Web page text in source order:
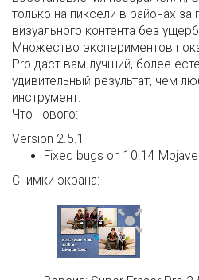
только на пиксели в районах
визуального контента без
Множество экспериментов
Pro даст вам лучший, более
удивительный результат, чем
инструмент.
Что нового:
Version 2.5.1
Fixed bugs on 10.14 Mojave.
Снимки экрана: